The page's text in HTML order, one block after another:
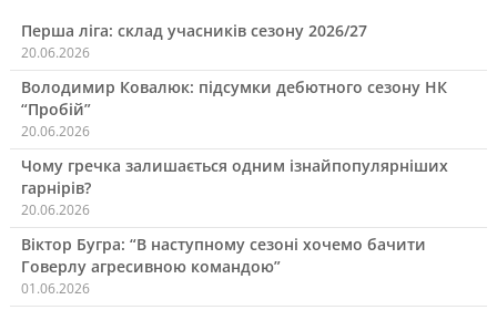
записами
Перша ліга: склад учасників сезону 2026/27
20.06.2026
Володимир Ковалюк: підсумки дебютного сезону НК
“Пробій”
20.06.2026
Чому гречка залишається одним ізнайпопулярніших
гарнірів?
20.06.2026
Віктор Бугра: “В наступному сезоні хочемо бачити
Говерлу агресивною командою”
01.06.2026